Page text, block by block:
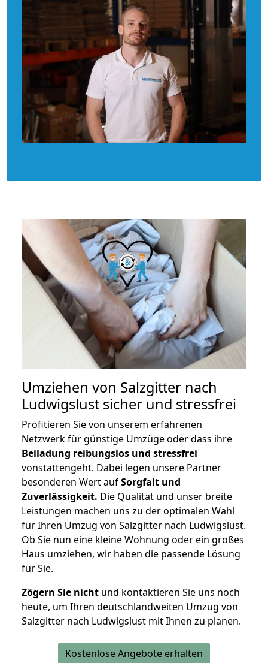
Umziehen von Salzgitter nach
Ludwigslust sicher und stressfrei
Profitieren Sie von unserem erfahrenen
Netzwerk für günstige Umzüge oder dass ihre
Beiladung reibungslos und stressfrei
vonstattengeht. Dabei legen unsere Partner
besonderen Wert aufSorgfalt und
Zuverlässigkeit. Die Qualität und unser breite
Leistungen machen uns zu der optimalen Wahl
für Ihren Umzug von Salzgitter nach Ludwigslust.
Ob Sie nun eine kleine Wohnung oder ein großes
Haus umziehen, wir haben die passende Lösung
für Sie.
Zögern Sie nicht und kontaktieren Sie uns noch
heute, um Ihren deutschlandweiten Umzug von
Salzgitter nach Ludwigslust mit Ihnen zu planen.
Kostenlose Angebote erhalten